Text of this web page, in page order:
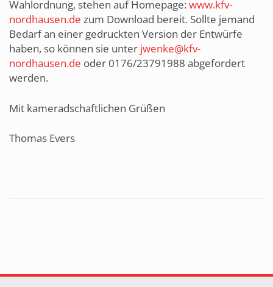
Wahlordnung, stehen auf Homepage: www.kfv-
nordhausen.de zum Download bereit. Sollte jemand
Bedarf an einer gedruckten Version der Entwürfe
haben, so können sie unter jwenke@kfv-
nordhausen.de oder 0176/23791988 abgefordert
werden.
Mit kameradschaftlichen Grüßen
Thomas Evers